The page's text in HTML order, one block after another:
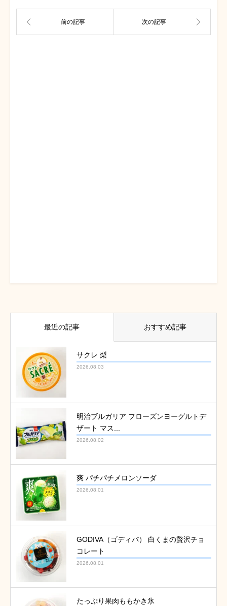
最近の記事 おすすめ記事
サクレ 梨
2026.08.03
明治ブルガリア フローズンヨーグルトデ
ザート マス...
2026.08.02
爽 パチパチメロンソーダ
2026.08.01
GODIVA（ゴディバ） 白くまの贅沢チョ
コレート
2026.08.01
たっぷり果肉ももかき氷